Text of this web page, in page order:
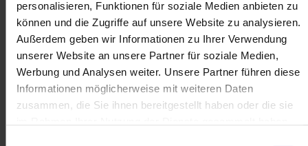
personalisieren, Funktionen für soziale Medien anbieten zu
können und die Zugriffe auf unsere Website zu analysieren.
Außerdem geben wir Informationen zu Ihrer Verwendung
unserer Website an unsere Partner für soziale Medien,
Werbung und Analysen weiter. Unsere Partner führen diese
Informationen möglicherweise mit weiteren Daten
zusammen, die Sie ihnen bereitgestellt haben oder die sie
interco Group GmbH
Mitarbeiter und Arbeitswelten im harmonischen Einklang